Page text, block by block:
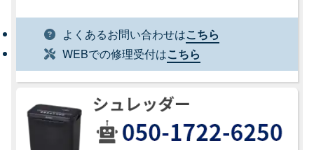
よくあるお問い合わせはこちら
WEBでの修理受付はこちら